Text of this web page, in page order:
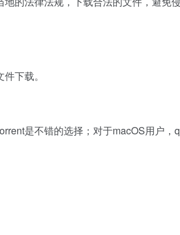
下载。
是不错的选择；对于macOS用户，